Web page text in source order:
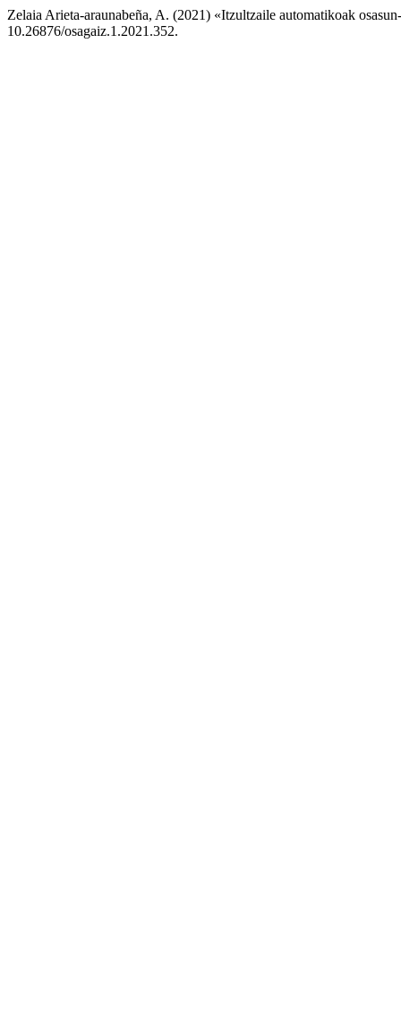
Zelaia Arieta-araunabeña, A. (2021) «Itzultzaile automatikoak
10.26876/osagaiz.1.2021.352.